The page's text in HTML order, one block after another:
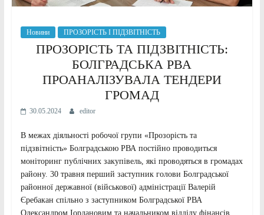
Новини ПРОЗОРІСТЬ І ПІДЗВІТНІСТЬ
ПРОЗОРІСТЬ ТА ПІДЗВІТНІСТЬ:
БОЛГРАДСЬКА РВА
ПРОАНАЛІЗУВАЛА ТЕНДЕРИ
ГРОМАД
30.05.2024 editor
В межах діяльності робочої групи «Прозорість та
підзвітність» Болградською РВА постійно проводиться
моніторинг публічних закупівель, які проводяться в громадах
району. 30 травня перший заступник голови Болградської
районної державної (військової) адміністрації Валерій
Єребакан спільно з заступником Болградської РВА
Олександром Іордановим та начальником відділу фінансів